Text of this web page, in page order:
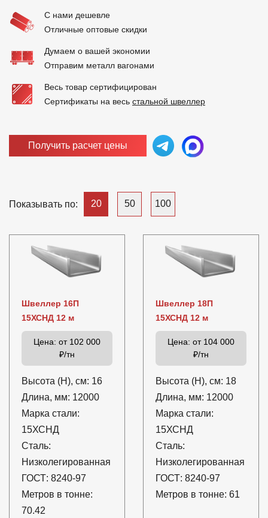
С нами дешевле
Отличные оптовые скидки
Думаем о вашей экономии
Отправим металл вагонами
Весь товар сертифицирован
Сертификаты на весь стальной швеллер
Получить расчет цены
Показывать по: 20 50 100
Швеллер 16П
15ХСНД 12 м
Цена: от 102 000
₽/тн
Высота (H), см: 16
Длина, мм: 12000
Марка стали:
15ХСНД
Сталь:
Низколегированная
ГОСТ: 8240-97
Метров в тонне:
70.42
Швеллер 18П
15ХСНД 12 м
Цена: от 104 000
₽/тн
Высота (H), см: 18
Длина, мм: 12000
Марка стали:
15ХСНД
Сталь:
Низколегированная
ГОСТ: 8240-97
Метров в тонне: 61